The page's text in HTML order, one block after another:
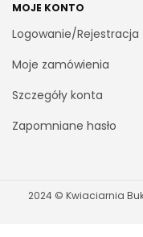
MOJE KONTO
Logowanie/Rejestracja
Moje zamówienia
Szczegóły konta
Zapomniane hasło
2024 © Kwiaciarnia